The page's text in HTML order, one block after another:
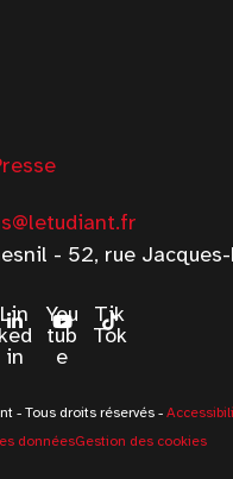
- 52, rue
Lin
ked
in
You
tub
e
Tik
Tok
- Tous droits réservés -
donnéesGestion des cookies